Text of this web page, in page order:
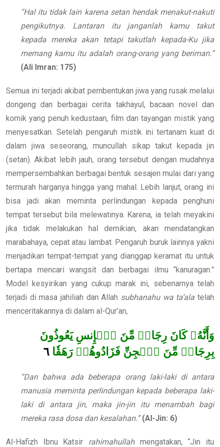
“Hal itu tidak lain karena setan hendak menakut-nakuti
pengikutnya. Lantaran itu janganlah kamu takut
kepada mereka akan tetapi takutlah kepada-Ku jika
memang kamu itu adalah orang-orang yang beriman.”
(Ali Imran: 175)
Semua ini terjadi akibat pembentukan jiwa yang rusak melalui
dongeng dan berbagai cerita takhayul, bacaan novel dan
komik yang penuh kedustaan, film dan tayangan mistik yang
menyesatkan. Setelah pengaruh mistik ini tertanam kuat di
dalam jiwa seseorang, muncullah sikap takut kepada jin
(setan). Akibat lebih jauh, orang tersebut dengan mudahnya
mempersembahkan berbagai bentuk sesajen mulai dari yang
termurah harganya hingga yang mahal. Lebih lanjut, orang ini
bisa jadi akan meminta perlindungan kepada penghuni
tempat tersebut bila melewatinya. Karena, ia telah meyakini
jika tidak melakukan hal demikian, akan mendatangkan
marabahaya, cepat atau lambat. Pengaruh buruk lainnya yakni
menjadikan tempat-tempat yang dianggap keramat itu untuk
bertapa mencari wangsit dan berbagai ilmu “kanuragan.”
Model kesyirikan yang cukup marak ini, sebenarnya telah
terjadi di masa jahiliah dan Allah subhanahu wa ta’ala telah
menceritakannya di dalam al-Qur’an,
وَأَنَّهُۥ كَانَ رِجَالٞ مِّنَ ٱلۡإِنسِ يَعُوذُونَ
بِرِجَالٖ مِّنَ ٱلۡجِنِّ فَزَادُوهُمۡ رَهَقٗا ٦
“Dan bahwa ada beberapa orang laki-laki di antara
manusia meminta perlindungan kepada beberapa laki-
laki di antara jin, maka jin-jin itu menambah bagi
mereka rasa dosa dan kesalahan.”(Al-Jin: 6)
Al-Hafizh Ibnu Katsir rahimahullahmengatakan, “Jin itu